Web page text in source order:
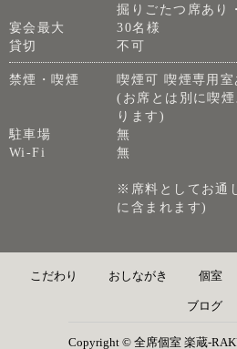
掘りごたつ席あり
宴会最大
30名様
貸切
不可
禁煙・喫煙
喫煙可 喫煙専用室
(お席とは別に喫
ります)
駐車場
無
Wi-Fi
無
※席料としてお通
に含まれます)
こだわり おしながき 個室
ブログ
Copyright © 全席個室 楽蔵